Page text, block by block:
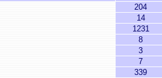
204
14
1231
8
3
7
339